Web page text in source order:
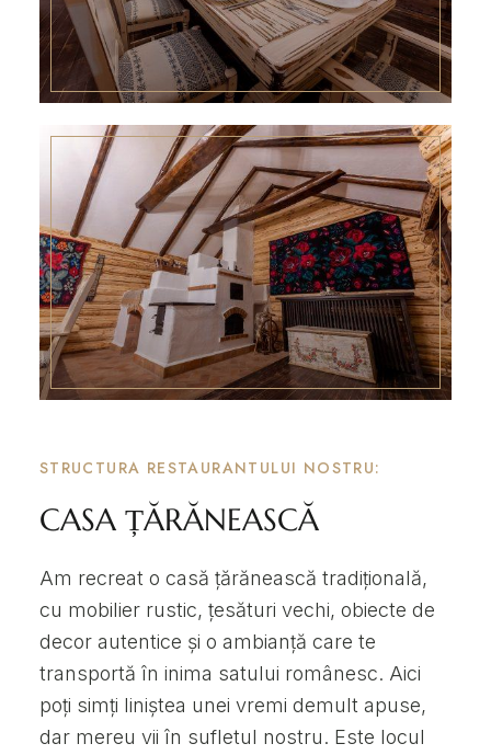
STRUCTURA RESTAURANTULUI NOSTRU:
CASA ȚĂRĂNEASCĂ
Am recreat o casă țărănească tradițională,
cu mobilier rustic, țesături vechi, obiecte de
decor autentice și o ambianță care te
transportă în inima satului românesc. Aici
poți simți liniștea unei vremi demult apuse,
dar mereu vii în sufletul nostru. Este locul